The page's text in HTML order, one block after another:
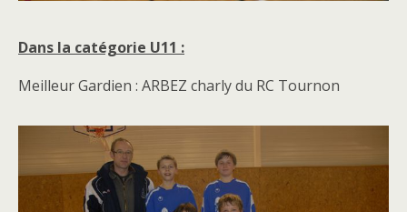
Dans la catégorie U11 :
Meilleur Gardien : ARBEZ charly du RC Tournon